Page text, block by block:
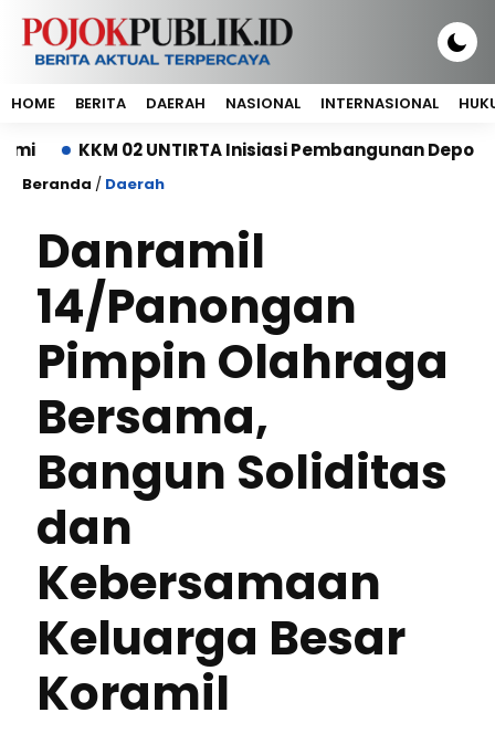
HOME BERITA DAERAH NASIONAL INTERNASIONAL
KKM 02 UNTIRTA Inisiasi Pembangunan Depo
Beranda / Daerah
Danramil
14/Panongan
Pimpin Olahraga
Bersama,
Bangun Soliditas
dan
Kebersamaan
Keluarga Besar
Koramil